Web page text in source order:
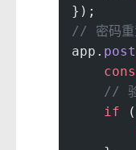
});
// 密码重
app. post
// 验
    if
(